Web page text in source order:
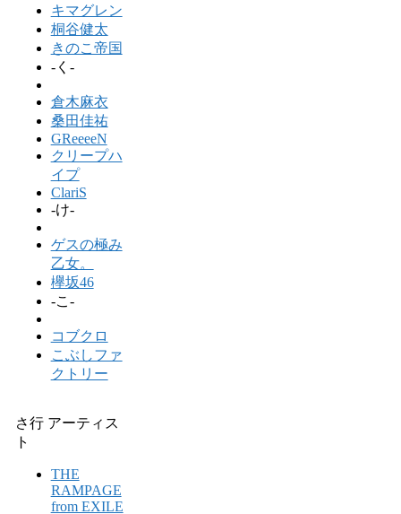
キマグレン
桐谷健太
きのこ帝国
-く-
倉木麻衣
桑田佳祐
GReeeeN
クリープハ
イプ
ClariS
-け-
ゲスの極み
乙女。
欅坂46
-こ-
コブクロ
こぶしファ
クトリー
さ行 アーティス
ト
THE
RAMPAGE
from EXILE